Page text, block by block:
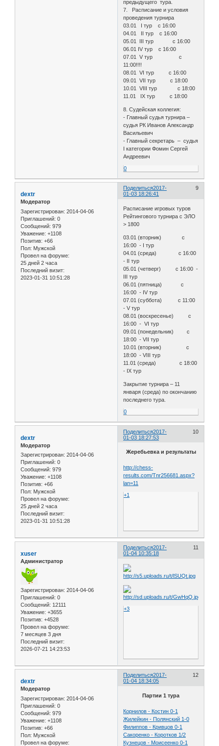
предыдущего тура.
7. Расписание и условия
проведения турнира
03.01 I тур с 16:00
04.01 II тур с 16:00
05.01 III тур с 16:00
06.01 IV тур с 16:00
07.01 V тур с
11:00!!!!
08.01 VI тур с 16:00
09.01 VII тур с 18:00
10.01 VIII тур с 18:00
11.01 IX тур с 18:00
8. Судейская коллегия:
- Главный судья турнира –
судья РК Иванов Александр
Васильевич
- Главный секретарь – судья
I категории Фомин Сергей
Андреевич
0
Поделиться 9
2017-
01-03 18:26:41
dextr
Модератор
Зарегистрирован: 2014-04-06
Приглашений: 0
Сообщений: 979
Уважение: +1108
Позитив: +66
Пол: Мужской
Провел на форуме:
25 дней 2 часа
Последний визит:
2023-01-31 10:51:28
Расписание игровых туров
Рейтингового турнира с ЭЛО
> 1800
03.01 (вторник) с
16:00 - I тур
04.01 (среда) с 16:00
- II тур
05.01 (четверг) с 16:00 -
III тур
06.01 (пятница) с
16:00 - IV тур
07.01 (суббота) с 11:00
- V тур
08.01 (воскресенье) с
16:00 - VI тур
09.01 (понедельник) с
18:00 - VII тур
10.01 (вторник) с
18:00 - VIII тур
11.01 (среда) с 18:00
- IX тур
Закрытие турнира – 11
января (среда) по окончанию
последнего тура.
0
Поделиться 10
2017-
01-03 18:27:53
dextr
Модератор
Зарегистрирован: 2014-04-06
Приглашений: 0
Сообщений: 979
Уважение: +1108
Позитив: +66
Пол: Мужской
Провел на форуме:
25 дней 2 часа
Последний визит:
2023-01-31 10:51:28
Жеребьевка и результаты
http://chess-
results.com/Tnr256681.aspx?
lan=11
+1
Поделиться 11
2017-
01-04 10:35:18
xuser
Администратор
Зарегистрирован: 2014-04-06
Приглашений: 0
Сообщений: 12111
Уважение: +3655
Позитив: +4528
Провел на форуме:
7 месяцев 3 дня
Последний визит:
2026-07-21 14:23:53
+3
Поделиться 12
2017-
01-04 18:34:05
dextr
Модератор
Зарегистрирован: 2014-04-06
Приглашений: 0
Сообщений: 979
Уважение: +1108
Позитив: +66
Пол: Мужской
Провел на форуме:
Партии 1 тура
Корнилов - Костин 0-1
Жилейкин - Полянский 1-0
Филиппов - Кривцов 0-1
Сакоренко - Коротков 1/2
Кузнецов - Моисеенко 0-1